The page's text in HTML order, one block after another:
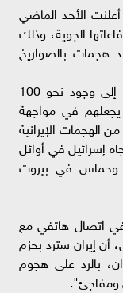
أعلنت الأحد الماضي
الجوية، وذلك
هجمات بالصواريخ
ومن المتوقع أن يؤدي نشر منظومة "ثاد" إلى وجود نحو 100
يجعلهم في مواجهة
الهجمات الإيرانية
نحو 200 صاروخ باتجاه إسرائيل في أوائل
وحماس في بيروت
في اتصال هاتفي مع
أن إيران سترد بحزم
بالرد على هجوم
ومفاجئ".